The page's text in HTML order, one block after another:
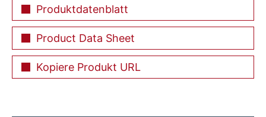
Produktdatenblatt
Product Data Sheet
Kopiere Produkt URL